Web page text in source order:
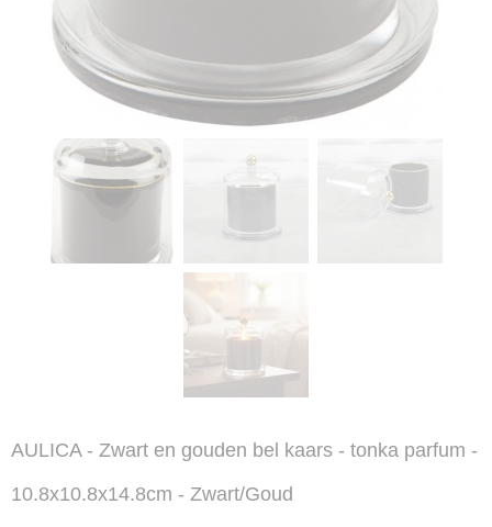
AULICA - Zwart en gouden bel kaars - tonka parfum -
10.8x10.8x14.8cm - Zwart/Goud